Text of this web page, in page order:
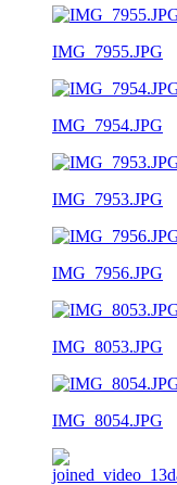
IMG_7955.JPG
IMG_7954.JPG
IMG_7953.JPG
IMG_7956.JPG
IMG_8053.JPG
IMG_8054.JPG